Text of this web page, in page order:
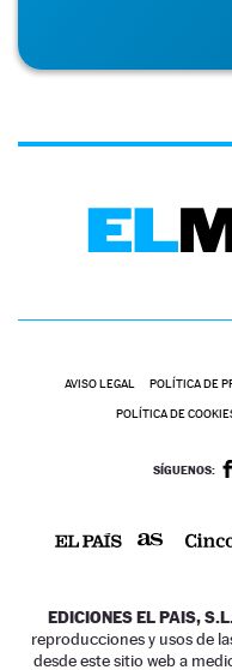
AVISO LEGAL POLÍTICA DE
POLÍTICA DE
SÍGUENOS:
EDICIONES EL PAIS,
reproducciones y usos de
desde este sitio web a